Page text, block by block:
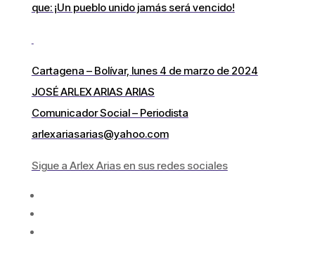
que: ¡Un pueblo unido jamás será vencido!
Cartagena – Bolívar, lunes 4 de marzo de 2024
JOSÉ ARLEX ARIAS ARIAS
Comunicador Social – Periodista
arlexariasarias@yahoo.com
Sigue a Arlex Arias en sus redes sociales